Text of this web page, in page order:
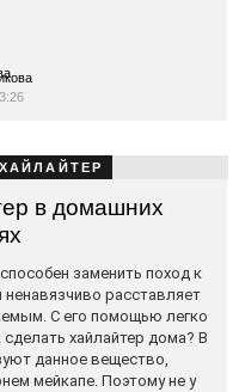
ХАЙЛАЙТЕР
в домашних
заменить поход к
расставляет
С его помощью легко
хайлайтер дома? В
данное вещество,
мейкапе. Поэтому не у